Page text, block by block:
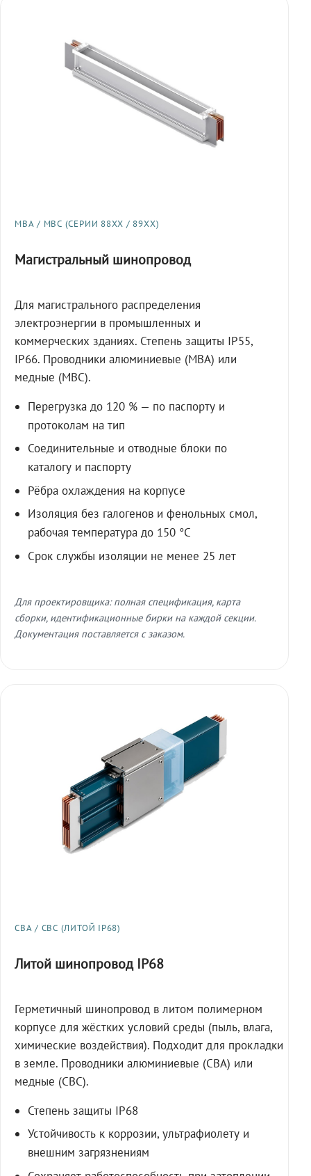
МВА / МВС (СЕРИИ 88XX / 89XX)
Магистральный шинопровод
Для магистрального распределения
электроэнергии в промышленных и
коммерческих зданиях. Степень защиты IP55,
IP66. Проводники алюминиевые (МВА) или
медные (МВС).
Перегрузка до 120 % — по паспорту и
протоколам на тип
Соединительные и отводные блоки по
каталогу и паспорту
Рёбра охлаждения на корпусе
Изоляция без галогенов и фенольных смол,
рабочая температура до 150 °C
Срок службы изоляции не менее 25 лет
Для проектировщика: полная спецификация, карта
сборки, идентификационные бирки на каждой секции.
Документация поставляется с заказом.
СВА / СВС (ЛИТОЙ IP68)
Литой шинопровод IP68
Герметичный шинопровод в литом полимерном
корпусе для жёстких условий среды (пыль, влага,
химические воздействия). Подходит для прокладки
в земле. Проводники алюминиевые (СВА) или
медные (СВС).
Степень защиты IP68
Устойчивость к коррозии, ультрафиолету и
внешним загрязнениям